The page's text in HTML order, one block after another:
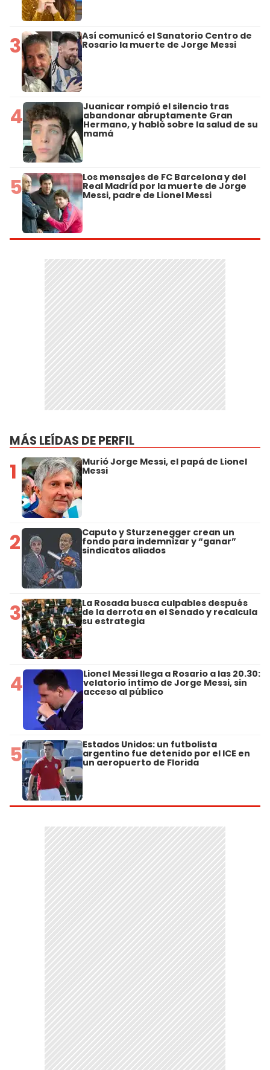
3 Así comunicó el Sanatorio Centro de
Rosario la muerte de Jorge Messi
4 Juanicar rompió el silencio tras
abandonar abruptamente Gran
Hermano, y habló sobre la salud de su
mamá
5 Los mensajes de FC Barcelona y del
Real Madrid por la muerte de Jorge
Messi, padre de Lionel Messi
MÁS LEÍDAS DE PERFIL
1 Murió Jorge Messi, el papá de Lionel
Messi
2 Caputo y Sturzenegger crean un
fondo para indemnizar y “ganar”
sindicatos aliados
3 La Rosada busca culpables después
de la derrota en el Senado y recalcula
su estrategia
4 Lionel Messi llega a Rosario a las 20.30:
velatorio íntimo de Jorge Messi, sin
acceso al público
5 Estados Unidos: un futbolista
argentino fue detenido por el ICE en
un aeropuerto de Florida